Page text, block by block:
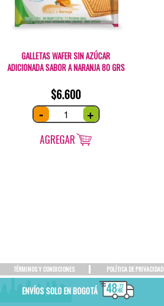
GALLETAS WAFER SIN AZÚCAR
ADICIONADA SABOR A NARANJA 80 GRS
$6.600
- Galletas
Wafer
sin
adicionada
SABOR
+
AGREGAR
TÉRMINOS Y CONDICIONES POLÍTICA DE PRIVACIDAD
ENVÍOS SOLO EN BOGOTÁ